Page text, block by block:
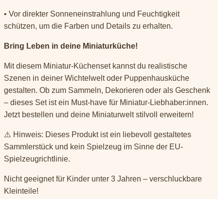
• Vor direkter Sonneneinstrahlung und Feuchtigkeit
schützen, um die Farben und Details zu erhalten.
Bring Leben in deine Miniaturküche!
Mit diesem Miniatur-Küchenset kannst du realistische
Szenen in deiner Wichtelwelt oder Puppenhausküche
gestalten. Ob zum Sammeln, Dekorieren oder als Geschenk
– dieses Set ist ein Must-have für Miniatur-Liebhaber:innen.
Jetzt bestellen und deine Miniaturwelt stilvoll erweitern!
⚠️ Hinweis: Dieses Produkt ist ein liebevoll gestaltetes
Sammlerstück und kein Spielzeug im Sinne der EU-
Spielzeugrichtlinie.
Nicht geeignet für Kinder unter 3 Jahren – verschluckbare
Kleinteile!